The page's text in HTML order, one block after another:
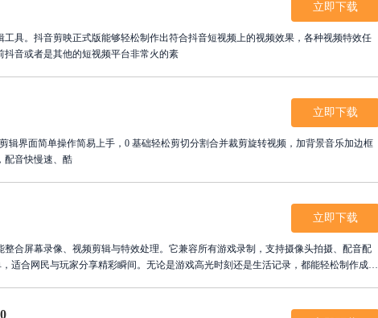
具。抖音剪映正式版能够轻松制作出符合抖音短视频上的视频效果，各种视频特效任
音或者是其他的短视频平台非常火的素
立即下载
辑界面简单操作简易上手，0 基础轻松剪切分割合并裁剪旋转视频，加背景音乐加边框
配音快慢速、酷
立即下载
合屏幕录像、视频剪辑与特效处理。它兼容所有游戏录制，支持摄像头拍摄、配音配
适合网民与玩家分享精彩瞬间。无论是游戏高光时刻还是生活记录，都能轻松制作成精
立即下载